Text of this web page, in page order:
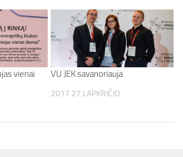
vienai
VU JEK savanoriauja
2017 27 LAPKRIČIO